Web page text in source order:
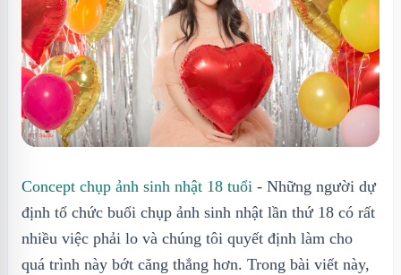
Concept chụp ảnh sinh nhật 18 tuổi - Những người dự
định tổ chức buổi chụp ảnh sinh nhật lần thứ 18 có rất
nhiều việc phải lo và chúng tôi quyết định làm cho
quá trình này bớt căng thẳng hơn. Trong bài viết này,